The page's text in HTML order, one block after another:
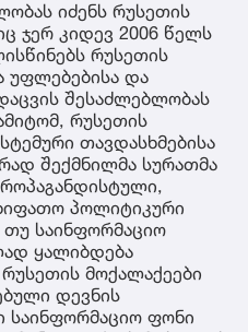
იძენს რუსეთის
ჯერ კიდევ 2006 წელს
რუსეთის
უფლებებისა და
შესაძლებლობას
რუსეთის
თავდასხმებისა
შექმნილმა სურათმა
პოლიტიკური
თუ საინფორმაციო
ყალიბდება
მოქალაქეები
დევნის
საინფორმაციო ფონი